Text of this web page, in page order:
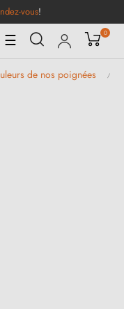
vous!
Basculer
la
navigation
☰ 0
de nos poignées